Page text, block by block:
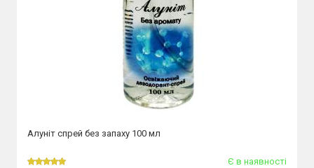
Алуніт спрей без запаху 100 мл
Є в наявності